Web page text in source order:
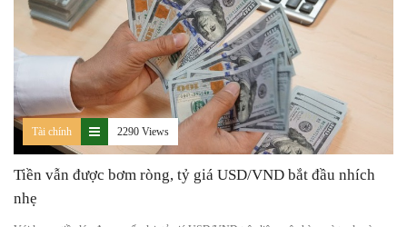
Tài chính 2290 Views
Tiền vẫn được bơm ròng, tỷ giá USD/VND bắt đầu nhích
nhẹ